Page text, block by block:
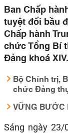
Ban Chấp
tuyệt đối bầu
Chấp hành
chức Tổng Bí
Đảng khoá XIV.
Bộ Chính trị,
chức Đảng
VỮNG
Sáng ngày 23/